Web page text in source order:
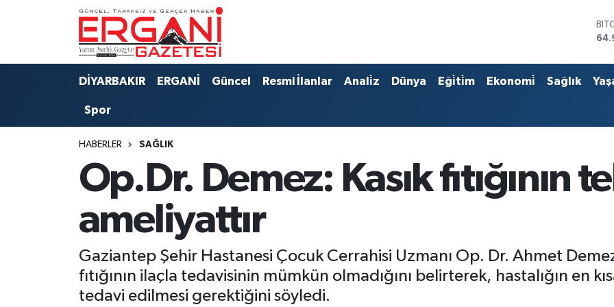
DİYARBAKIR ERGANİ Güncel Resmi İlanlar Anali̇z Dünya Eği̇ti̇m Ekonomi̇ Sağlık
Spor
HABERLER SAĞLIK
Op.Dr. Demez: Kasık fıtığının
ameliyattır
Gaziantep Şehir Hastanesi Çocuk Cerrahisi Uzmanı Op. Dr. Ahmet
fıtığının ilaçla tedavisinin mümkün olmadığını belirterek, hastalığın en
tedavi edilmesi gerektiğini söyledi.
DİYARBAKIR
BAĞLAR
ERGANİ
Resmi İlanlar
Si̇yaset
Ergani Nöbetçi Eczaneler
Ergani Hava Durumu
Tüm Manşetler
Son Dakika Haberleri
Haber Arşivi